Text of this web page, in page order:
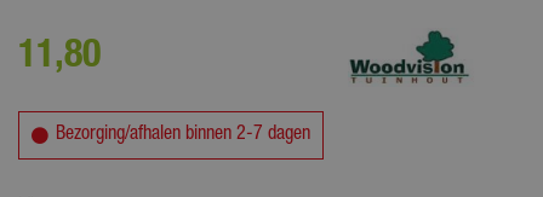
11,80
Bezorging/afhalen binnen 2-7 dagen